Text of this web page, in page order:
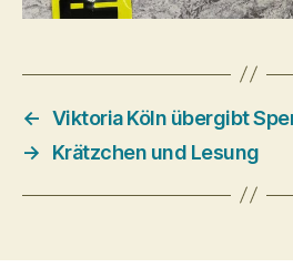
← Viktoria Köln übergibt
→
Krätzchen und Lesung